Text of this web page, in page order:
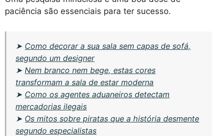
paciência são essenciais para ter sucesso.
➤ Como decorar a sua sala sem capas de sofá,
segundo um designer
➤ Nem branco nem bege, estas cores
transformam a sala de estar moderna
➤ Como os agentes aduaneiros detectam
mercadorias ilegais
➤ Os mitos sobre piratas que a história desmente
segundo especialistas